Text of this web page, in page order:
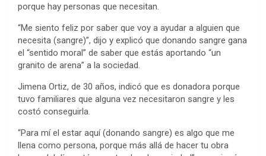
porque hay personas que necesitan.
“Me siento feliz por saber que voy a ayudar a alguien que
necesita (sangre)”, dijo y explicó que donando sangre gana
el “sentido moral” de saber que estás aportando “un
granito de arena” a la sociedad.
Jimena Ortiz, de 30 años, indicó que es donadora porque
tuvo familiares que alguna vez necesitaron sangre y les
costó conseguirla.
“Para mí el estar aquí (donando sangre) es algo que me
llena como persona, porque más allá de hacer tu obra